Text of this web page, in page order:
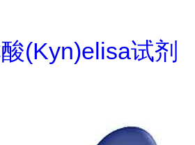
(Kyn)elisa试剂